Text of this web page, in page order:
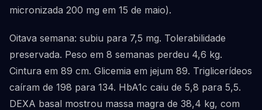
micronizada 200 mg em 15 de maio).
Oitava semana: subiu para 7,5 mg. Tolerabilidade
preservada. Peso em 8 semanas perdeu 4,6 kg.
Cintura em 89 cm. Glicemia em jejum 89. Triglicerídeos
caíram de 198 para 134. HbA1c caiu de 5,8 para 5,5.
DEXA basal mostrou massa magra de 38,4 kg, com